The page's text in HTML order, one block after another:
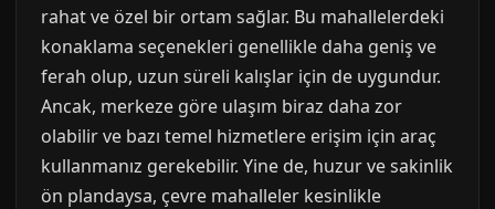
rahat ve özel bir ortam sağlar. Bu mahallelerdeki
konaklama seçenekleri genellikle daha geniş ve
ferah olup, uzun süreli kalışlar için de uygundur.
Ancak, merkeze göre ulaşım biraz daha zor
olabilir ve bazı temel hizmetlere erişim için araç
kullanmanız gerekebilir. Yine de, huzur ve sakinlik
ön plandaysa, çevre mahalleler kesinlikle